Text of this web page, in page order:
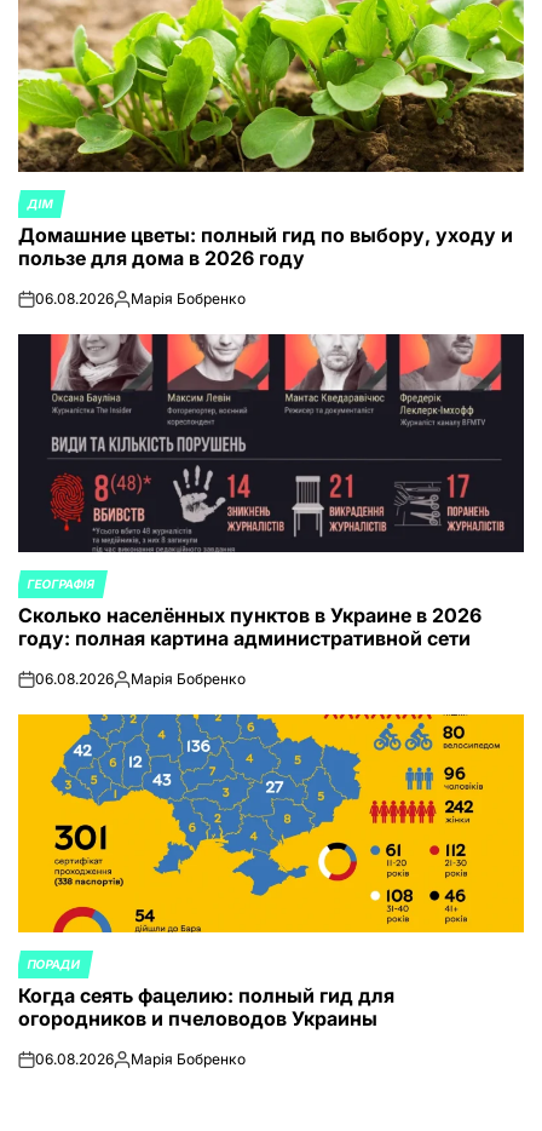
ОПУБЛИКОВАНО
В
ДІМ
Домашние цветы: полный гид по выбору, уходу и
пользе для дома в 2026 году
on06.08.2026Запись
Марія Бобренко
ОПУБЛИКОВАНО
В
ГЕОГРАФІЯ
Сколько населённых пунктов в Украине в 2026
году: полная картина административной сети
on06.08.2026Запись
Марія Бобренко
ОПУБЛИКОВАНО
В
ПОРАДИ
Когда сеять фацелию: полный гид для
огородников и пчеловодов Украины
on06.08.2026Запись
Марія Бобренко